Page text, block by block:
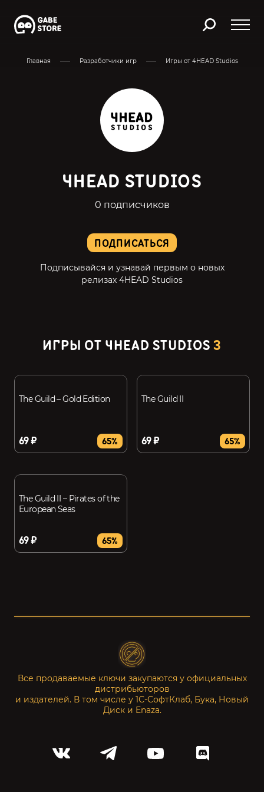
Главная Разработчики игр Игры от 4HEAD Studios
ПОДПИСАТЬСЯ
Подписывайся и узнавай первым о новых
релизах 4HEAD Studios
4HEAD STUDIOS
0 подписчиков
ИГРЫ ОТ 4HEAD STUDIOS 3
The Guild – Gold Edition
69 ₽ 65%
The Guild II
69 ₽ 65%
The Guild II – Pirates of the
European Seas
69 ₽ 65%
Все продаваемые ключи закупаются у официальных
дистрибьюторов
и издателей. В том числе у 1С-СофтКлаб, Бука, Новый
Диск и Enaza.